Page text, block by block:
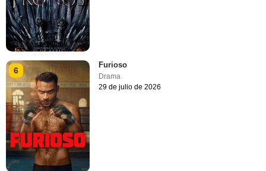
6
Furioso
Drama
29 de julio de 2026